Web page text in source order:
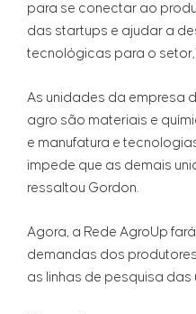
para se conectar ao
das startups e ajudar a
tecnológicas para o
As unidades da empresa
agro são materiais e
e manufatura e
impede que as demais
ressaltou Gordon.
Agora, a Rede AgroUp
demandas dos
as linhas de pesquisa das